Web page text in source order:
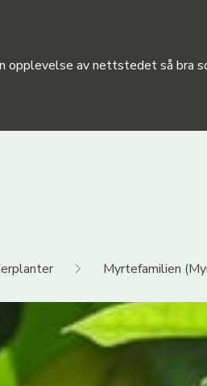
Myrtefamilien
opplevelse av nettstedet så bra